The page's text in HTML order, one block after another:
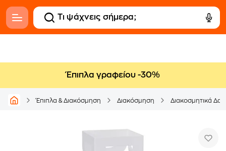
Έπιπλα γραφείου -30%
Έπιπλα & Διακόσμηση Διακόσμηση Διακοσμητικά